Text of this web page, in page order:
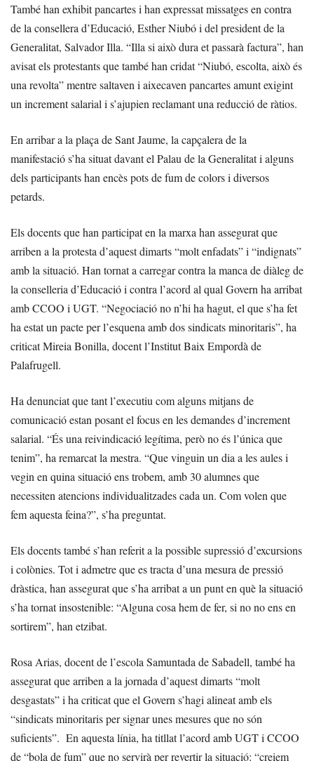
També han exhibit pancartes i han expressat missatges en contra
de la consellera d’Educació, Esther Niubó i del president de la
Generalitat, Salvador Illa. “Illa si això dura et passarà factura”, han
avisat els protestants que també han cridat “Niubó, escolta, això és
una revolta” mentre saltaven i aixecaven pancartes amunt exigint
un increment salarial i s’ajupien reclamant una reducció de ràtios.
En arribar a la plaça de Sant Jaume, la capçalera de la
manifestació s’ha situat davant el Palau de la Generalitat i alguns
dels participants han encès pots de fum de colors i diversos
petards.
Els docents que han participat en la marxa han assegurat que
arriben a la protesta d’aquest dimarts “molt enfadats” i “indignats”
amb la situació. Han tornat a carregar contra la manca de diàleg de
la conselleria d’Educació i contra l’acord al qual Govern ha arribat
amb CCOO i UGT. “Negociació no n’hi ha hagut, el que s’ha fet
ha estat un pacte per l’esquena amb dos sindicats minoritaris”, ha
criticat Mireia Bonilla, docent l’Institut Baix Empordà de
Palafrugell.
Ha denunciat que tant l’executiu com alguns mitjans de
comunicació estan posant el focus en les demandes d’increment
salarial. “És una reivindicació legítima, però no és l’única que
tenim”, ha remarcat la mestra. “Que vinguin un dia a les aules i
vegin en quina situació ens trobem, amb 30 alumnes que
necessiten atencions individualitzades cada un. Com volen que
fem aquesta feina?”, s’ha preguntat.
Els docents també s’han referit a la possible supressió d’excursions
i colònies. Tot i admetre que es tracta d’una mesura de pressió
dràstica, han assegurat que s’ha arribat a un punt en què la situació
s’ha tornat insostenible: “Alguna cosa hem de fer, si no no ens en
sortirem”, han etzibat.
Rosa Arias, docent de l’escola Samuntada de Sabadell, també ha
assegurat que arriben a la jornada d’aquest dimarts “molt
desgastats” i ha criticat que el Govern s’hagi alineat amb els
“sindicats minoritaris per signar unes mesures que no són
suficients”. En aquesta línia, ha titllat l’acord amb UGT i CCOO
de “bola de fum” que no servirà per revertir la situació: “creiem